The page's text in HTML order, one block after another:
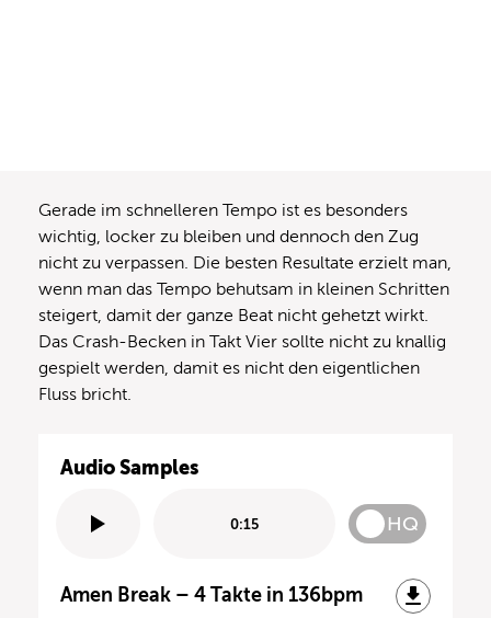
Gerade im schnelleren Tempo ist es besonders
wichtig, locker zu bleiben und dennoch den Zug
nicht zu verpassen. Die besten Resultate erzielt man,
wenn man das Tempo behutsam in kleinen Schritten
steigert, damit der ganze Beat nicht gehetzt wirkt.
Das Crash-Becken in Takt Vier sollte nicht zu knallig
gespielt werden, damit es nicht den eigentlichen
Fluss bricht.
Audio Samples
0:15 HQ
Amen Break – 4 Takte in 136bpm